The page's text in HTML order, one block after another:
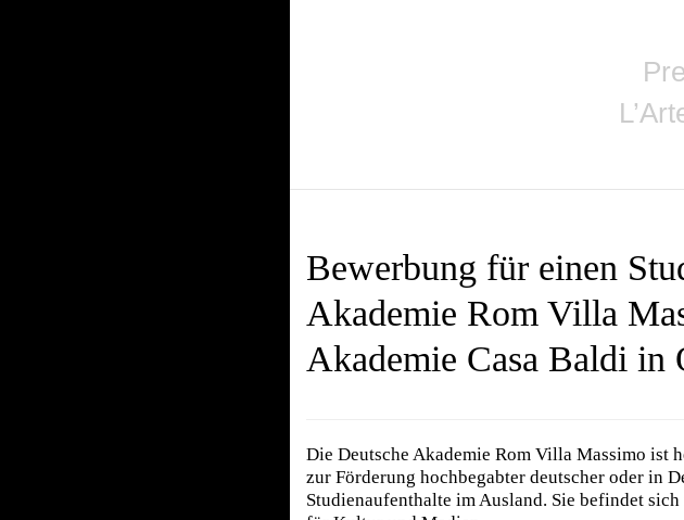
Bewerbung für einen
Akademie Rom Villa
Akademie Casa Baldi in
Die Deutsche Akademie Rom Villa Massimo ist
zur Förderung hochbegabter deutscher oder in
Studienaufenthalte im Ausland. Sie befindet